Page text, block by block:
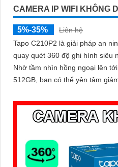
CAMERA IP WIFI KHÔNG
5%-35%
Liên hệ
Tapo C210P2 là giải pháp an
quay quét 360 độ ghi hình siêu
Nhờ tầm nhìn hồng ngoại lên
512GB, bạn có thể yên tâm